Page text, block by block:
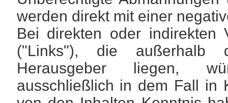
werden direkt mit einer
Bei direkten oder indirekten
("Links"), die außerhalb
Herausgeber liegen,
ausschließlich in dem Fall in